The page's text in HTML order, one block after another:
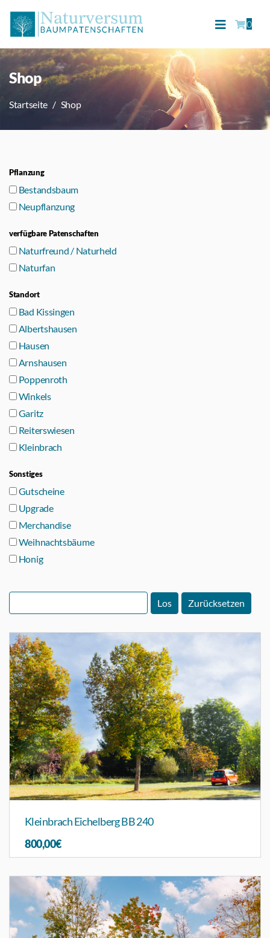
0
Shop
Startseite Shop
Pflanzung
Bestandsbaum
Neupflanzung
verfügbare Patenschaften
Naturfreund / Naturheld
Naturfan
Standort
Bad Kissingen
Albertshausen
Hausen
Arnshausen
Poppenroth
Winkels
Garitz
Reiterswiesen
Kleinbrach
Sonstiges
Gutscheine
Upgrade
Merchandise
Weihnachtsbäume
Honig
Kleinbrach Eichelberg BB 240
800,00€